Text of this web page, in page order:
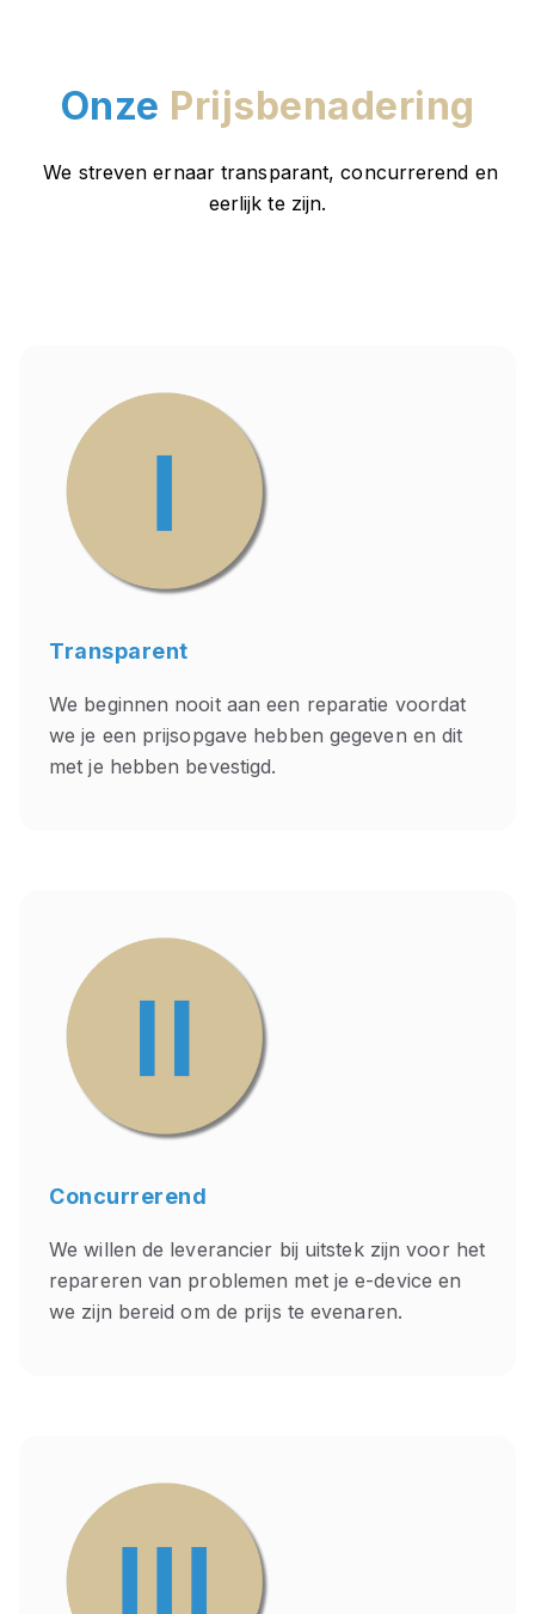
Onze Prijsbenadering
We streven ernaar transparant, concurrerend en
eerlijk te zijn.
Transparent
We beginnen nooit aan een reparatie voordat
we je een prijsopgave hebben gegeven en dit
met je hebben bevestigd.
Concurrerend
We willen de leverancier bij uitstek zijn voor het
repareren van problemen met je e-device en
we zijn bereid om de prijs te evenaren.